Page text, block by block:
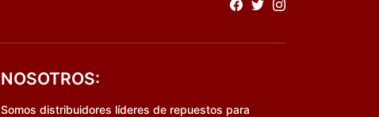
NOSOTROS:
Somos distribuidores líderes de repuestos para